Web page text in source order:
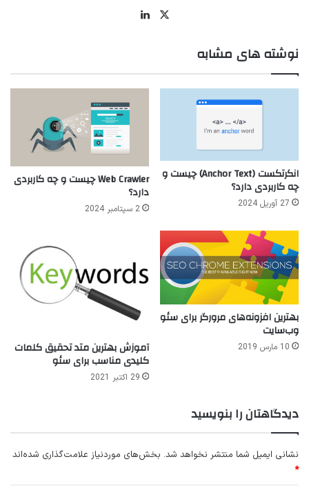
ایکس
نوشته های مشابه
انکرتکست (Anchor Text) چیست و
چه کاربردی دارد؟
27 آوریل 2024
Web Crawler چیست و چه کاربردی
دارد؟
2 سپتامبر 2024
بهترین افزونه‌های مرورگر برای سئو
وب‌سایت
10 مارس 2019 آموزش بهترین متد تحقیق کلمات
کلیدی مناسب برای سئو
29 اکتبر 2021
دیدگاهتان را بنویسید
نشانی ایمیل شما منتشر نخواهد شد. بخش‌های موردنیاز علامت‌گذاری شده‌اند
*